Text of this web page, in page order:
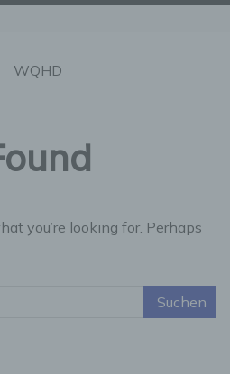
WQHD
you’re looking for. Perhaps